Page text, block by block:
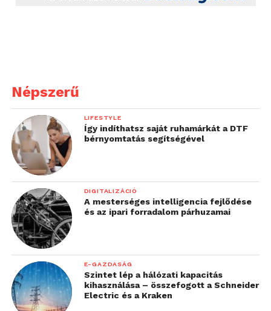
Népszerű
LIFESTYLE
Így indíthatsz saját ruhamárkát a DTF
bérnyomtatás segítségével
DIGITALIZÁCIÓ
A mesterséges intelligencia fejlődése
és az ipari forradalom párhuzamai
E-GAZDASÁG
Szintet lép a hálózati kapacitás
kihasználása – összefogott a Schneider
Electric és a Kraken